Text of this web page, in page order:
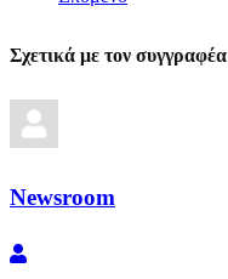
Σχετικά με τον συγγραφέα
Newsroom
Newsroom